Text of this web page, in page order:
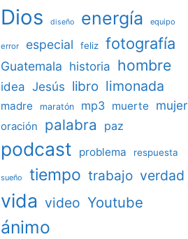
Dios diseño energía equipo
error especial feliz fotografía
Guatemala historia hombre
idea Jesús libro limonada
madre maratón mp3 muerte mujer
oración palabra paz
podcast problema respuesta
sueño tiempo trabajo verdad
vida video Youtube
ánimo